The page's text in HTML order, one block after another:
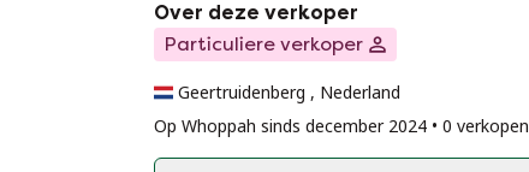
Over deze verkoper
Particuliere verkoper
Geertruidenberg , Nederland
Op Whoppah sinds december 2024 • 0 verkopen